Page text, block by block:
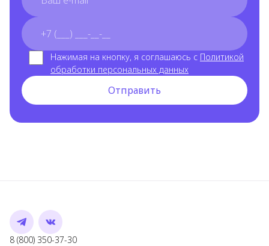
phone_number
Нажимая на кнопку, я соглашаюсь с Политикой
обработки персональных данных
Отправить
Telegram
VK
8 (800) 350-37-30Номер телефона